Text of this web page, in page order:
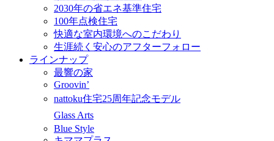
2030年の省エネ基準住宅
100年点検住宅
快適な室内環境へのこだわり
生涯続く安心のアフターフォロー
ラインナップ
最響の家
Groovin’
nattoku住宅25周年記念モデル
Glass Arts
Blue Style